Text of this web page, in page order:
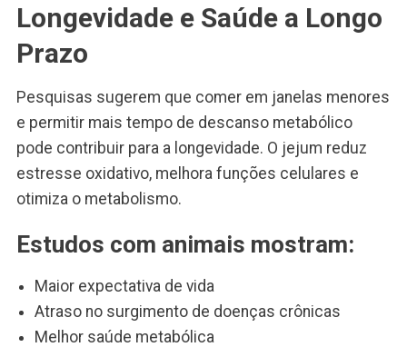
Longevidade e Saúde a Longo
Prazo
Pesquisas sugerem que comer em janelas menores
e permitir mais tempo de descanso metabólico
pode contribuir para a longevidade. O jejum reduz
estresse oxidativo, melhora funções celulares e
otimiza o metabolismo.
Estudos com animais mostram:
Maior expectativa de vida
Atraso no surgimento de doenças crônicas
Melhor saúde metabólica